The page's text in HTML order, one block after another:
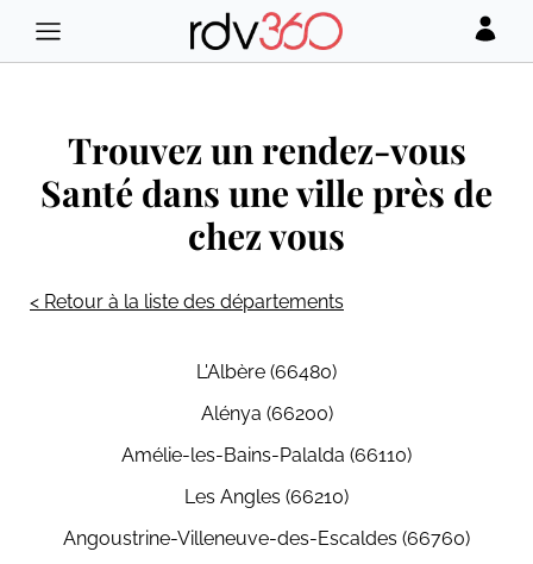
Trouvez un rendez-vous
Santé dans une ville près de
chez vous
< Retour à la liste des départements
L'Albère (66480)
Alénya (66200)
Amélie-les-Bains-Palalda (66110)
Les Angles (66210)
Angoustrine-Villeneuve-des-Escaldes (66760)